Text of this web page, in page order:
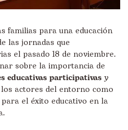
familias para una educación
las jornadas que
el pasado 18 de noviembre.
sobre la importancia de
educativas participativas y
actores del entorno como
el éxito educativo en la